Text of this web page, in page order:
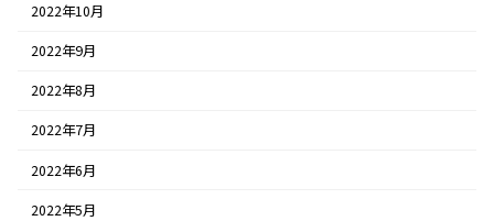
2022年10月
2022年9月
2022年8月
2022年7月
2022年6月
2022年5月